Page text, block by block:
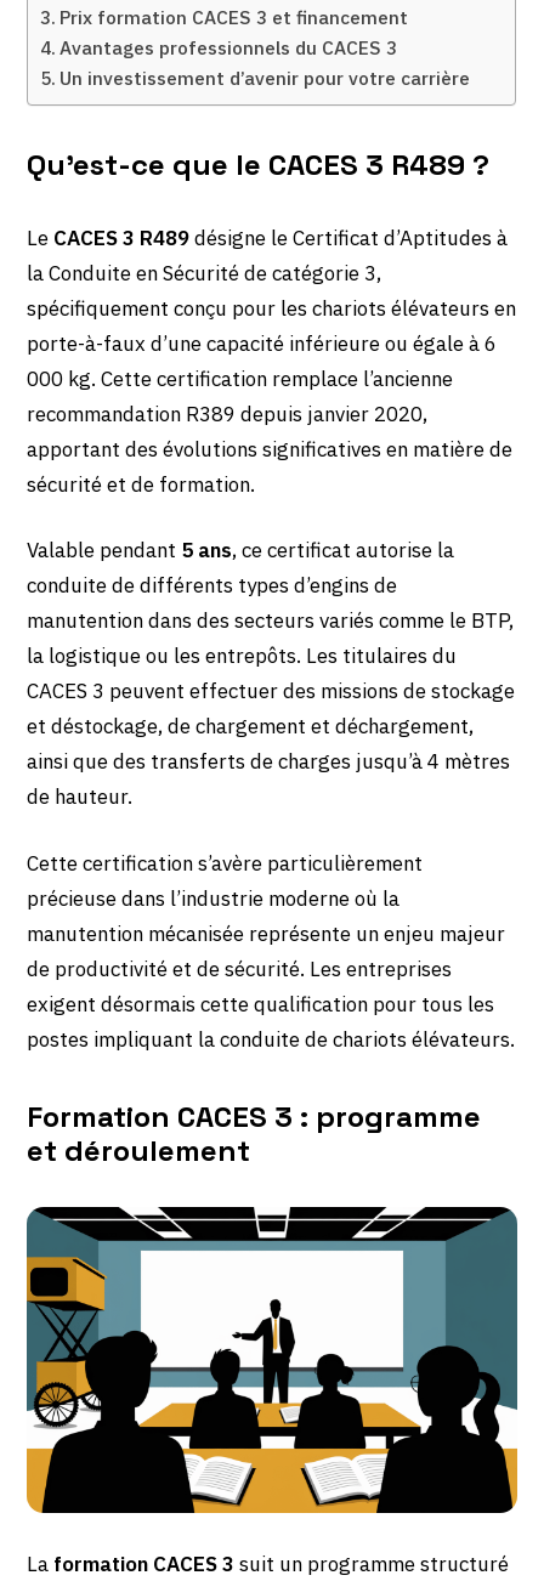
Prix formation CACES 3 et financement
Avantages professionnels du CACES 3
Un investissement d’avenir pour votre carrière
Qu’est-ce que le CACES 3 R489 ?
Le CACES 3 R489désigne le Certificat d’Aptitudes à
la Conduite en Sécurité de catégorie 3,
spécifiquement conçu pour les chariots élévateurs en
porte-à-faux d’une capacité inférieure ou égale à 6
000 kg. Cette certification remplace l’ancienne
recommandation R389 depuis janvier 2020,
apportant des évolutions significatives en matière de
sécurité et de formation.
Valable pendant 5 ans, ce certificat autorise la
conduite de différents types d’engins de
manutention dans des secteurs variés comme le BTP,
la logistique ou les entrepôts. Les titulaires du
CACES 3 peuvent effectuer des missions de stockage
et déstockage, de chargement et déchargement,
ainsi que des transferts de charges jusqu’à 4 mètres
de hauteur.
Cette certification s’avère particulièrement
précieuse dans l’industrie moderne où la
manutention mécanisée représente un enjeu majeur
de productivité et de sécurité. Les entreprises
exigent désormais cette qualification pour tous les
postes impliquant la conduite de chariots élévateurs.
Formation CACES 3 : programme
et déroulement
La formation CACES 3 suit un programme structuré